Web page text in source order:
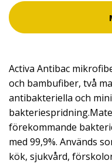
Activa Antibac
och bambufiber, två
antibakteriella och
förekommande
med 99,9%. Används
kök, sjukvård,